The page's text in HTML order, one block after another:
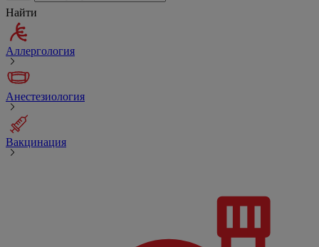
Найти
Аллергология
Анестезиология
Вакцинация